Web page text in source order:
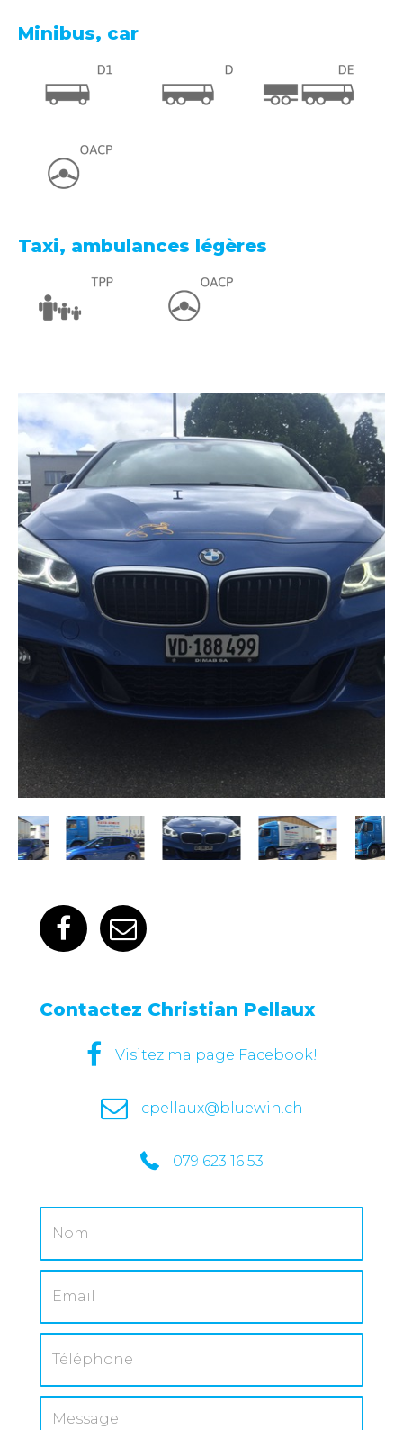
Minibus, car
Taxi, ambulances légères
Contactez Christian Pellaux
Visitez ma page Facebook!
cpellaux@bluewin.ch
079 623 16 53